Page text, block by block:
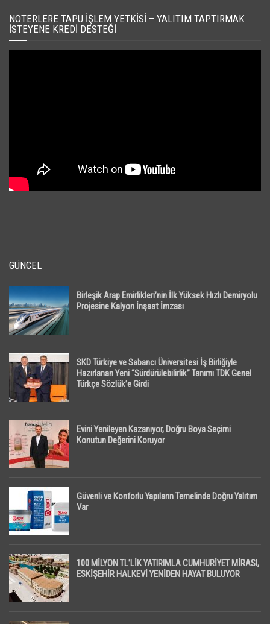
NOTERLERE TAPU İŞLEM YETKISI – YALITIM TAPTIRMAK
İSTEYENE KREDI DESTEĞI
GÜNCEL
Birleşik Arap Emirlikleri’nin İlk Yüksek Hızlı Demiryolu
Projesine Kalyon İnşaat İmzası
SKD Türkiye ve Sabancı Üniversitesi İş Birliğiyle
Hazırlanan Yeni “Sürdürülebilirlik” Tanımı TDK Genel
Türkçe Sözlük’e Girdi
Evini Yenileyen Kazanıyor, Doğru Boya Seçimi
Konutun Değerini Koruyor
Güvenli ve Konforlu Yapıların Temelinde Doğru Yalıtım
Var
100 MİLYON TL’LİK YATIRIMLA CUMHURİYET MİRASI,
ESKİŞEHİR HALKEVİ YENİDEN HAYAT BULUYOR